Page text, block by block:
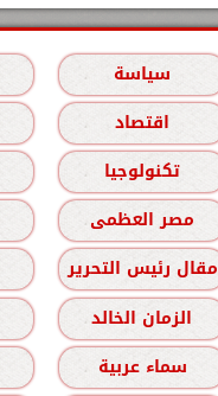
سياسة
اقتصاد
تكنولوجيا
مصر العظمى
مقال رئيس التحرير
الزمان الخالد
سماء عربية